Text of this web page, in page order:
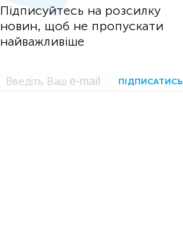
Підписуйтесь на розсилку
новин, щоб не пропускати
найважливіше
ПІДПИСАТИСЬ